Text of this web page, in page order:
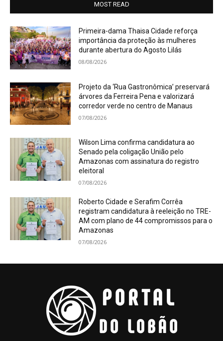
MOST READ
Primeira-dama Thaisa Cidade reforça
importância da proteção às mulheres
durante abertura do Agosto Lilás
08/08/2026
Projeto da ‘Rua Gastronômica’ preservará
árvores da Ferreira Pena e valorizará
corredor verde no centro de Manaus
07/08/2026
Wilson Lima confirma candidatura ao
Senado pela coligação União pelo
Amazonas com assinatura do registro
eleitoral
07/08/2026
Roberto Cidade e Serafim Corrêa
registram candidatura à reeleição no TRE-
AM com plano de 44 compromissos para o
Amazonas
07/08/2026